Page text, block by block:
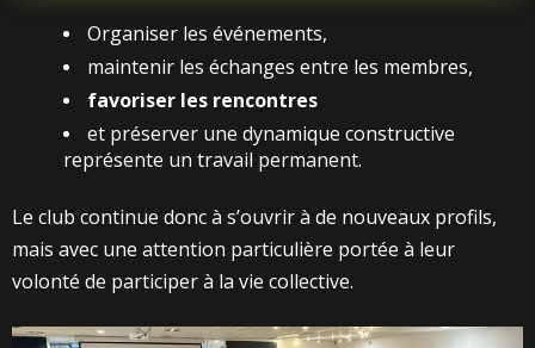
Organiser les événements,
maintenir les échanges entre les membres,
favoriser les rencontres
et préserver une dynamique constructive
représente un travail permanent.
Le club continue donc à s’ouvrir à de nouveaux profils,
mais avec une attention particulière portée à leur
volonté de participer à la vie collective.